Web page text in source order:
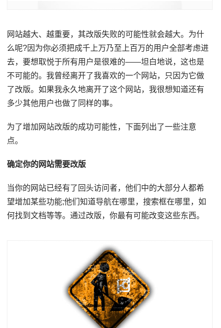
网站越大、越重要，其改版失败的可能性就会越大。为什
么呢?因为你必须把成千上万乃至上百万的用户全部考虑进
去，要想取悦于所有用户是很难的——坦白地说，这也是
不可能的。我曾经离开了我喜欢的一个网站，只因为它做
了改版。如果我永久地离开了这个网站，我很想知道还有
多少其他用户也做了同样的事。
为了增加网站改版的成功可能性，下面列出了一些注意
点。
确定你的网站需要改版
当你的网站已经有了回头访问者，他们中的大部分人都希
望增加某些功能;他们知道导航在哪里，搜索框在哪里，如
何找到文档等等。通过改版，你最有可能改变这些东西。